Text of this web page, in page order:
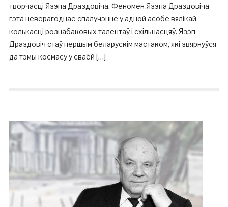
творчасці Язэпа Драздовіча. Феномен Язэпа Драздовіча —
гэта неверагоднае спалучэнне ў адной асобе вялікай
колькасці рознабаковых талентаў і схільнасцяў. Язэп
Драздовіч стаў першым беларускім мастаком, які звярнуўся
да тэмы космасу ў сваёй […]